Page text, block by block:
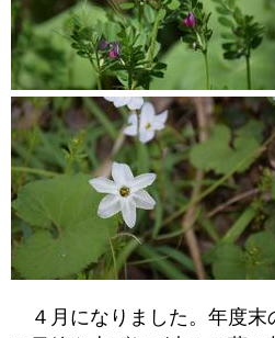
４月になりました。年度末